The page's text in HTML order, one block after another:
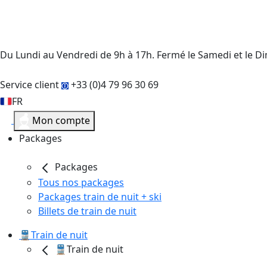
Du Lundi au Vendredi de 9h à 17h. Fermé le Samedi et le
Service client
+33 (0)4 79 96 30 69
FR
Mon compte
Packages
Packages
Tous nos packages
Packages train de nuit + ski
Billets de train de nuit
🚆Train de nuit
🚆Train de nuit